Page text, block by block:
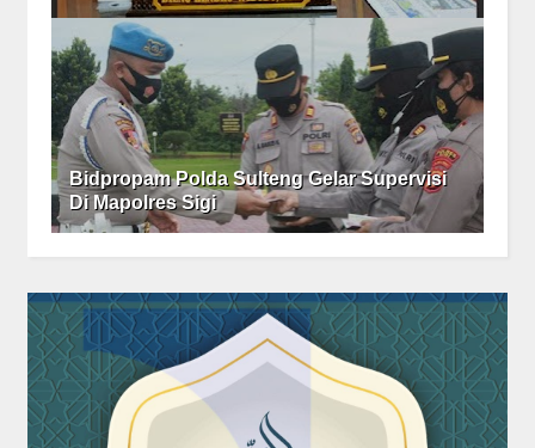
Bidpropam Polda Sulteng Gelar Supervisi
Di Mapolres Sigi